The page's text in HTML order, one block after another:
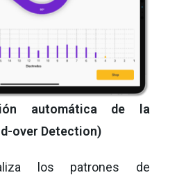
automática de la
over Detection)
los patrones de